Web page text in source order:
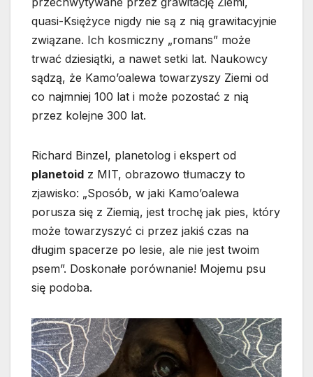
quasi-Księżyce nigdy nie są z nią grawitacyjnie
związane. Ich kosmiczny „romans” może
trwać dziesiątki, a nawet setki lat. Naukowcy
sądzą, że Kamo’oalewa towarzyszy Ziemi od
co najmniej 100 lat i może pozostać z nią
przez kolejne 300 lat.
Richard Binzel, planetolog i ekspert od
planetoid z MIT, obrazowo tłumaczy to
zjawisko: „Sposób, w jaki Kamo’oalewa
porusza się z Ziemią, jest trochę jak pies, który
może towarzyszyć ci przez jakiś czas na
długim spacerze po lesie, ale nie jest twoim
psem”. Doskonałe porównanie! Mojemu psu
się podoba.